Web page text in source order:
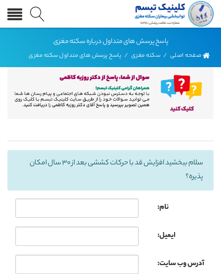
پاسخ پرسش های متداول درباره سکته مغزی
صفحه اصلی / سکته مغزی / پاسخ پرسش های متداول سکته مغزی
سلام ببخشید افزایش قد با حرکات کششی بعد از ۳۰ سال امکان
پذیره؟
نام:
ایمیل:
آدرس وب سایت: